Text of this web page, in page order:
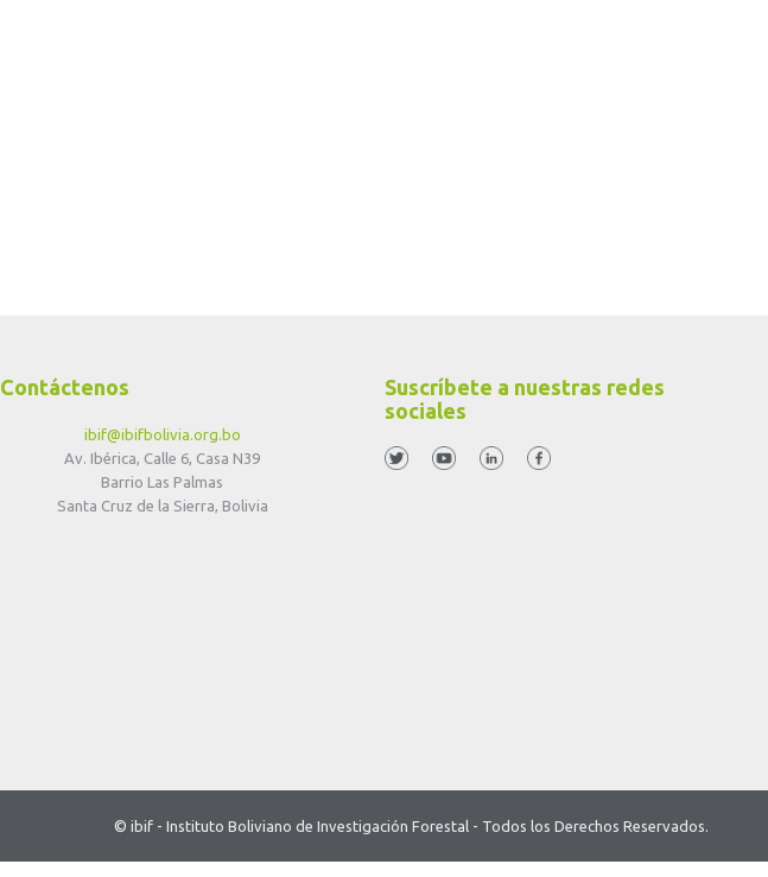
Contáctenos
ibif@ibifbolivia.org.bo
Av. Ibérica, Calle 6, Casa N39
Barrio Las Palmas
Santa Cruz de la Sierra, Bolivia
Suscríbete a nuestras redes
sociales
© ibif - Instituto Boliviano de Investigación Forestal - Todos los Derechos Reservados.